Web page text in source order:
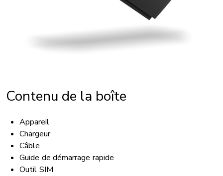
Contenu de la boîte
Appareil
Chargeur
Câble
Guide de démarrage rapide
Outil SIM